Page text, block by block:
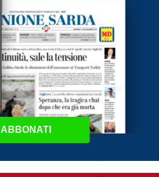
ABBONATI